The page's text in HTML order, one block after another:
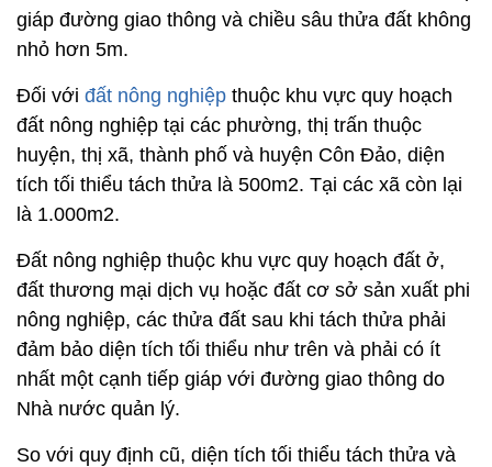
giáp đường giao thông và chiều sâu thửa đất không
nhỏ hơn 5m.
Đối với đất nông nghiệp thuộc khu vực quy hoạch
đất nông nghiệp tại các phường, thị trấn thuộc
huyện, thị xã, thành phố và huyện Côn Đảo, diện
tích tối thiểu tách thửa là 500m2. Tại các xã còn lại
là 1.000m2.
Đất nông nghiệp thuộc khu vực quy hoạch đất ở,
đất thương mại dịch vụ hoặc đất cơ sở sản xuất phi
nông nghiệp, các thửa đất sau khi tách thửa phải
đảm bảo diện tích tối thiểu như trên và phải có ít
nhất một cạnh tiếp giáp với đường giao thông do
Nhà nước quản lý.
So với quy định cũ, diện tích tối thiểu tách thửa và